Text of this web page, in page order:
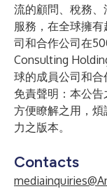
流的顧問、稅務
服務，在全球擁
司和合作公司在
Consulting
球的成員公司和合
免責聲明：本公
方便瞭解之用，
力之版本。
Contacts